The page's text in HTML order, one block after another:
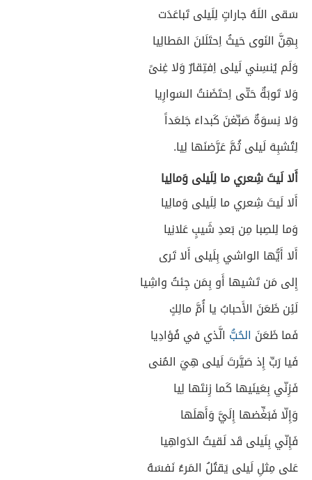
سَقى اللَهُ جاراتٍ لِلَيلى تَباعَدَت
بِهِنَّ النَوى حَيثُ اِحتَلَلنَ المَطالِيا
وَلَم يُنسِني لَيلى اِفتِقارٌ وَلا غِنىً
وَلا تَوبَةٌ حَتّى اِحتَضَنتُ السَوارِيا
وَلا نِسوَةٌ صَبِّغنَ كَبداءَ جَلعَداً
لِتُشبِهَ لَيلى ثُمَّ عَرَّضنَها لِيا.
أَلا لَيتَ شِعري ما لِلَيلى وَمالِيا
أَلا لَيتَ شِعري ما لِلَيلى وَمالِيا
وَما لِلصِبا مِن بَعدِ شَيبٍ عَلانِيا
أَلا أَيُّها الواشي بِلَيلى أَلا تَرى
إِلى مَن تَشيها أَو بِمَن جِئتُ واشِيا
لَئِن ظَعَنَ الأَحبابُ يا أُمَّ مالِكٍ
فَما ظَعَنَ الحُبُّ الَّذي في فُؤادِيا
فَيا رَبِّ إِذ صَيَّرتَ لَيلى هِيَ المُنى
فَزِنّي بِعَينَيها كَما زِنتَها لِيا
وَإِلّا فَبَغِّضها إِلَيَّ وَأَهلَها
فَإِنّي بِلَيلى قَد لَقيتُ الدَواهِيا
عَلى مِثلِ لَيلى يَقتُلُ المَرءُ نَفسَهُ